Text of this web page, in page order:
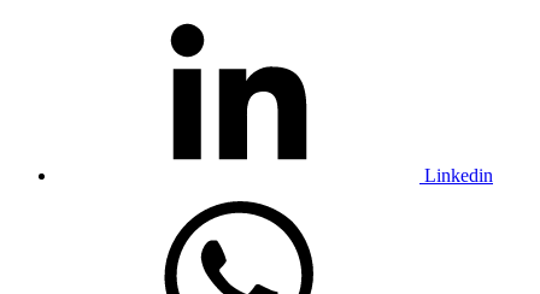
Linkedin